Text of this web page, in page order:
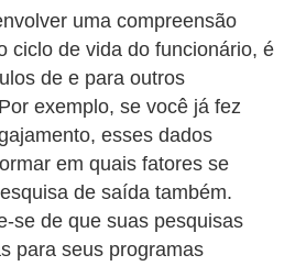
uma compreensão
ciclo de vida do funcionário, é
de e para outros
exemplo, se você já fez
esses dados
em quais fatores se
de saída também.
se de que suas pesquisas
para seus programas